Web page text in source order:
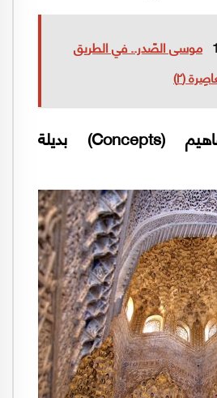
موسى الصّدر.. في الطريق
(٢)
(
Concepts) بديلة